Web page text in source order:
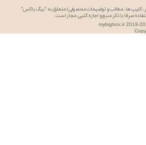
کلیپ ها، مطالب و توضیحات محصولی) متعلق به "بیگ باکس"
صرفا با ذکر منبع و اجازه کتبی مجاز است.
mybigbox.ir 2019-